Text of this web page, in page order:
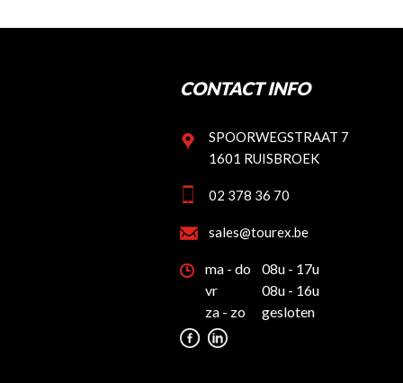
CONTACT INFO
SPOORWEGSTRAAT 7
1601 RUISBROEK
02 378 36 70
sales@tourex.be
ma - do
08u - 17u
vr
08u - 16u
za - zo
gesloten